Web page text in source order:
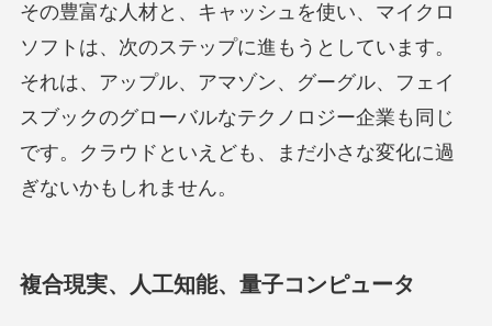
その豊富な人材と、キャッシュを使い、マイクロ
ソフトは、次のステップに進もうとしています。
それは、アップル、アマゾン、グーグル、フェイ
スブックのグローバルなテクノロジー企業も同じ
です。クラウドといえども、まだ小さな変化に過
ぎないかもしれません。
複合現実、人工知能、量子コンピュータ